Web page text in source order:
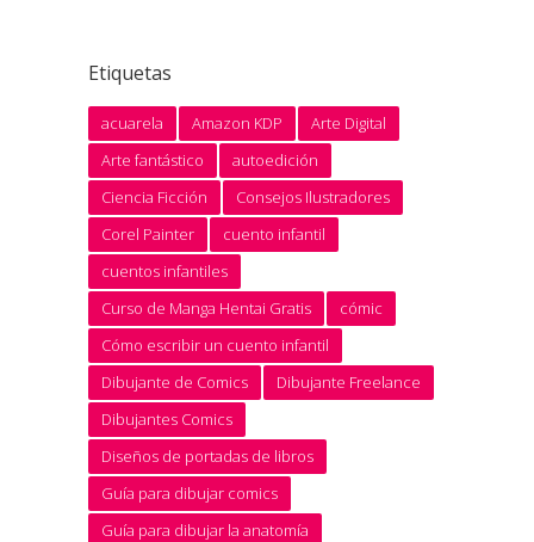
Etiquetas
acuarela Amazon KDP
Arte Digital
Arte fantástico
autoedición
Ciencia Ficción
Consejos Ilustradores
Corel Painter
cuento infantil
cuentos infantiles
Curso de Manga Hentai Gratis
cómic
Cómo escribir un cuento infantil
Dibujante de Comics
Dibujante Freelance
Dibujantes Comics
Diseños de portadas de libros
Guía para dibujar comics
Guía para dibujar la anatomía